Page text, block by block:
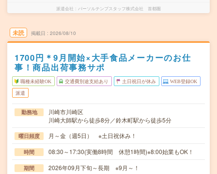
派遣会社 パーソルテンプスタッフ株式会社 首都圏
未読 掲載日 2026/08/10
1700円＊9月開始×大手食品メーカーのお仕
事！商品出荷事務サポ
職種未経験OK 交通費別途支給あり 土日祝日が休み WEB登録OK
派遣
勤務地
川崎市川崎区
川崎大師駅から徒歩8分／鈴木町駅から徒歩5分
曜日頻度 月～金（週5日） ※土日祝休み！
時間 08:30～17:30(実働8時間 休憩1時間)※8:00始業もOK！
期間 2026年09月下旬～長期 ※9月～！